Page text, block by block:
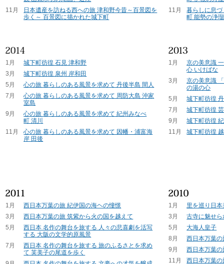
11月
日本遺産を訪ねる西への旅 津和野今昔～百景図を
歩く～ 百景図に描かれた城下町
11月
暮らしに息
町 能勢の浄
1月
城下町彷徨 石見 津和野
3月
城下町彷徨 泉州 岸和田
5月
心の旅 暮らしのある風景を求めて 丹後半島 間人
7月
心の旅 暮らしのある風景を求めて 周防大島 沖家
室島
9月
心の旅 暮らしのある風景を求めて 紀州みなべ
町 清川
11月
心の旅 暮らしのある風景を求めて 因幡・浦富海
岸 田後
1月
京の美意識
心 いけばな
3月
京の美意識
の湯の心
5月
城下町彷徨
7月
城下町彷徨
9月
城下町彷徨
11月
城下町彷徨
1月
西日本万葉の旅 紀伊国の海ヘの憧憬
3月
西日本万葉の旅 筑紫から火の国を越えて
5月
西日本 名作の舞台を旅する 人々の悲喜劇を活写
する 大阪の文学的原風景
7月
西日本 名作の舞台を旅する 旅のふるさとを求め
て 芙美子の尾道を歩く
1月
里を巡り日
3月
古寺に魅せ
5月
大海人皇子
8月
西日本万葉
9月
西日本万葉
11月
西日本万葉